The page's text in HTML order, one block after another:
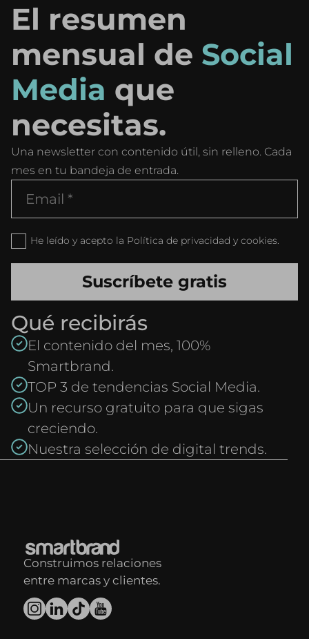
El resumen
mensual de Social
Media que
necesitas.
Una newsletter con contenido útil, sin relleno. Cada
mes en tu bandeja de entrada.
He leído y acepto la Política de privacidad y cookies.
Qué recibirás
El contenido del mes, 100%
Smartbrand.
TOP 3 de tendencias Social Media.
Un recurso gratuito para que sigas
creciendo.
Nuestra selección de digital trends.
Construimos relaciones
entre marcas y clientes.